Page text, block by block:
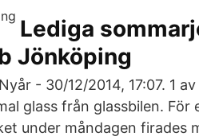
Lediga
Jönköping
- 30/12/2014, 17:07. 1
glass från glassbilen. För
under måndagen firades